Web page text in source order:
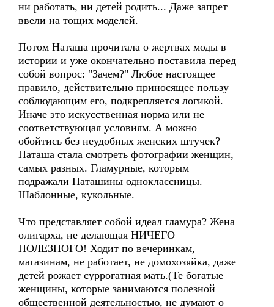
ни работать, ни детей родить... Даже запрет
ввели на тощих моделей.
Потом Наташа прочитала о жертвах моды в
истории и уже окончательно поставила перед
собой вопрос: "Зачем?" Любое настоящее
правило, действительно приносящее пользу
соблюдающим его, подкрепляется логикой.
Иначе это искусственная норма или не
соответствующая условиям. А можно
обойтись без неудобных женских штучек?
Наташа стала смотреть фотографии женщин,
самых разных. Гламурные, которым
подражали Наташины одноклассницы.
Шаблонные, кукольные.
Что представляет собой идеал гламура? Жена
олигарха, не делающая НИЧЕГО
ПОЛЕЗНОГО! Ходит по вечеринкам,
магазинам, не работает, не домохозяйка, даже
детей рожает суррогатная мать.(Те богатые
женщины, которые занимаются полезной
общественной деятельностью, не думают о